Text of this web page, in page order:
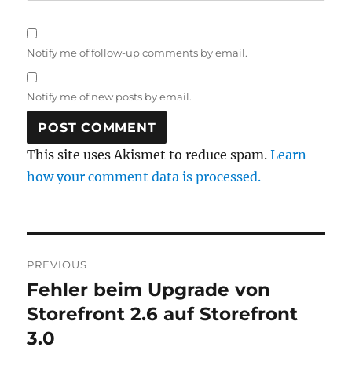
Notify me of follow-up comments by email.
Notify me of new posts by email.
This site uses Akismet to reduce spam.Learn
how your comment data is processed.
navigation
PREVIOUS
Previous
post:
Fehler beim Upgrade von
Storefront 2.6 auf Storefront
3.0